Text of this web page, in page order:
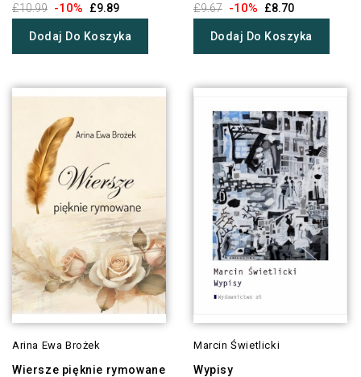
£10.99 -10% £9.89
Dodaj Do Koszyka
£9.67 -10% £8.70
Dodaj Do Koszyka
Arina Ewa Brożek
Wiersze pięknie rymowane
Marcin Świetlicki
Wypisy